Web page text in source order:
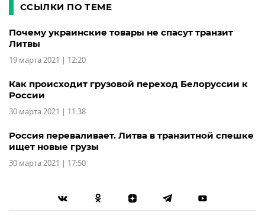
ССЫЛКИ ПО ТЕМЕ
Почему украинские товары не спасут транзит
Литвы
19 марта 2021 | 12:20
Как происходит грузовой переход Белоруссии к
России
30 марта 2021 | 11:38
Россия переваливает. Литва в транзитной спешке
ищет новые грузы
30 марта 2021 | 17:50